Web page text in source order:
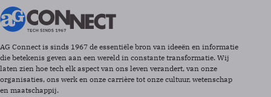
AG Connect is sinds 1967 de essentiële bron van ideeën en informatie
die betekenis geven aan een wereld in constante transformatie. Wij
laten zien hoe tech elk aspect van ons leven verandert, van onze
organisaties, ons werk en onze carrière tot onze cultuur, wetenschap
en maatschappij.